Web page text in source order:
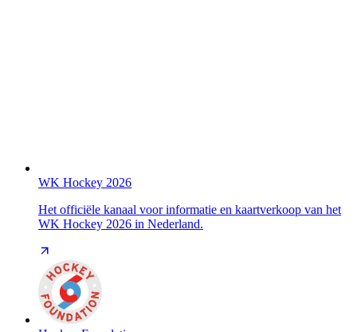
WK Hockey 2026
Het officiële kanaal voor informatie en kaartverkoop van het
WK Hockey 2026 in Nederland.